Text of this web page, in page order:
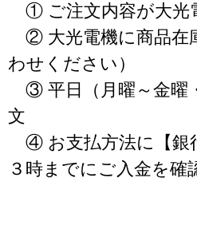
① ご注文内容が大光
② 大光電機に商品在
わせください）
③ 平日（月曜～金曜
文
④ お支払方法に【銀
３時までにご入金を